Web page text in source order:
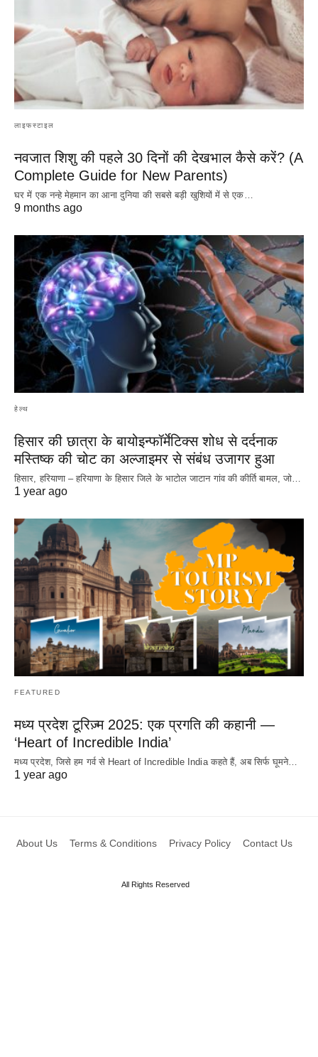
लाइफस्टाइल
नवजात शिशु की पहले 30 दिनों की देखभाल कैसे करें? (A
Complete Guide for New Parents)
घर में एक नन्हे मेहमान का आना दुनिया की सबसे बड़ी खुशियों में से एक…
9 months ago
हेल्थ
हिसार की छात्रा के बायोइन्फॉर्मेटिक्स शोध से दर्दनाक
मस्तिष्क की चोट का अल्जाइमर से संबंध उजागर हुआ
हिसार, हरियाणा – हरियाणा के हिसार जिले के भाटोल जाटान गांव की कीर्ति बामल, जो…
1 year ago
FEATURED
मध्य प्रदेश टूरिज़्म 2025: एक प्रगति की कहानी —
‘Heart of Incredible India’
मध्य प्रदेश, जिसे हम गर्व से Heart of Incredible India कहते हैं, अब सिर्फ घूमने…
1 year ago
About Us Terms & Conditions Privacy Policy Contact Us
All Rights Reserved